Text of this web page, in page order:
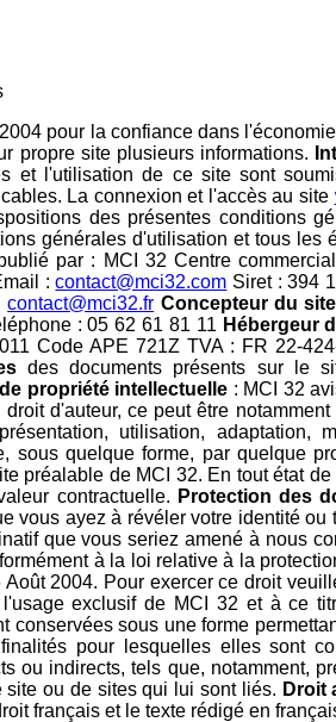
pour la confiance dans
propre site plusieurs informations.
et l'utilisation de ce site sont
La connexion et l'accès au site
des présentes conditions
générales d'utilisation et tous
par : MCI 32 Centre
:contact@mci32.com Siret : 394
contact@mci32.fr Concepteur du site
: 05 62 61 81 11 Hébergeur
Code APE 721Z TVA : FR 22-
des documents présents sur le
propriété intellectuelle : MCI 32
droit d'auteur, ce peut être
utilisation, adaptation,
sous quelque forme, par quelque
préalable de MCI 32. En tout état
contractuelle. Protection des
vous ayez à révéler votre identité
que vous seriez amené à nous
à la loi relative à la
Août 2004. Pour exercer ce droit
exclusif de MCI 32 et à ce
conservées sous une forme
pour lesquelles elles sont
ou indirects, tels que, notamment,
site ou de sites qui lui sont liés. Droit
français et le texte rédigé en